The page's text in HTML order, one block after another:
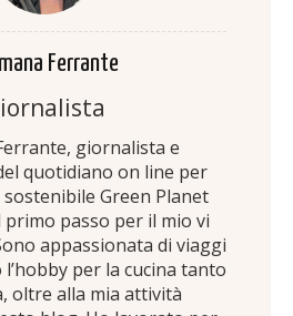
Ferrante
giornalista e
quotidiano on line per
Green Planet
primo passo per il mio vi
appassionata di viaggi
per la cucina tanto
oltre alla mia attività